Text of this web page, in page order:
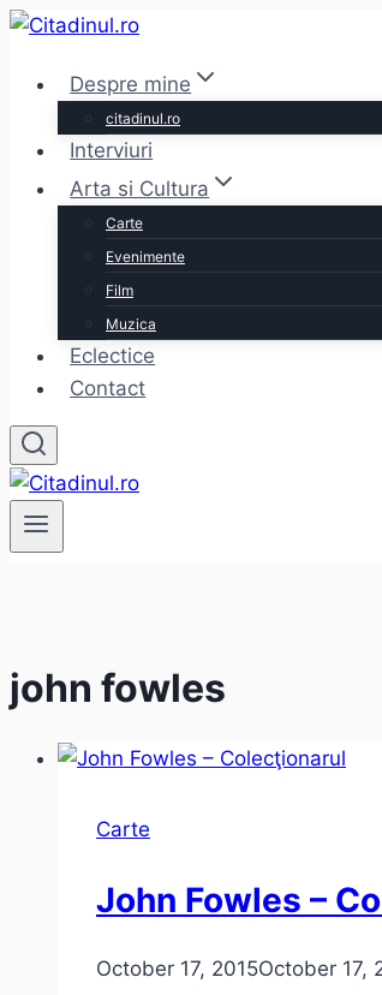
Skip
contentDespre mine
citadinul.ro
Interviuri
Arta si Cultura
Carte
Evenimente
Film
Muzica
Eclectice
Contact
john fowles
Carte
John Fowles –
October 17, 2015October 17,